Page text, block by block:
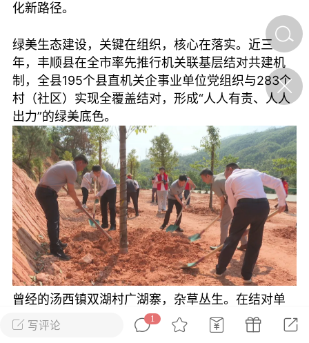
摩托车请注意，
布告知书
0
陌上悠竹 0
招工
薪资上调｜正式工直招 福
利奖金多多
陌上悠竹 0
人物
丰顺民生
写评论
1
化新路径。
绿美生态建设，关键在组织，核心在落实。近三
年，丰顺县在全市率先推行机关联基层结对共建机
制，全县195个县直机关企事业单位党组织与283个
村（社区）实现全覆盖结对，形成“人人有责、人人
出力”的绿美底色。
曾经的汤西镇双湖村广湖寨，杂草丛生。在结对单
位丰顺县委党校的引领下，不仅送来了树苗，还手
把手教村民管护。如今，树活了，景美了，村民参